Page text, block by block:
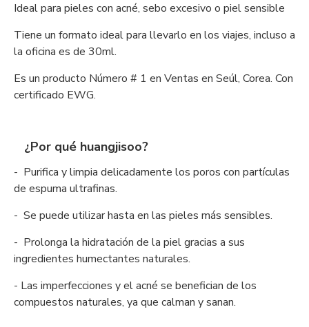
Ideal para pieles con acné, sebo excesivo o piel sensible
Tiene un formato ideal para llevarlo en los viajes, incluso a
la oficina es de 30ml.
Es un producto Número # 1 en Ventas en Seúl, Corea. Con
certificado EWG.
¿Por qué huangjisoo?
- Purifica y limpia delicadamente los poros con partículas
de espuma ultrafinas.
- Se puede utilizar hasta en las pieles más sensibles.
- Prolonga la hidratación de la piel gracias a sus
ingredientes humectantes naturales.
- Las imperfecciones y el acné se benefician de los
compuestos naturales, ya que calman y sanan.